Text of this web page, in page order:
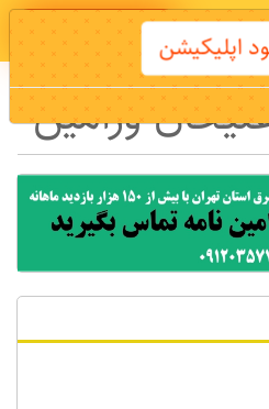
دانلود اپلیکیشن
ورامین
اپلیکیشن